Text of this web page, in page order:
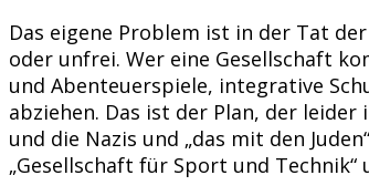
Das eigene Problem ist in der Tat
oder unfrei. Wer eine Gesellschaft
und Abenteuerspiele, integrative
abziehen. Das ist der Plan, der
und die Nazis und „das mit den
„Gesellschaft für Sport und